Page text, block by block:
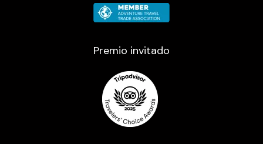
Premio invitado